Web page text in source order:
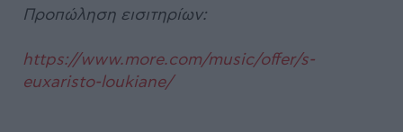
Προπώληση εισιτηρίων:
https://www.more.com/music/offer/s-
euxaristo-loukiane/